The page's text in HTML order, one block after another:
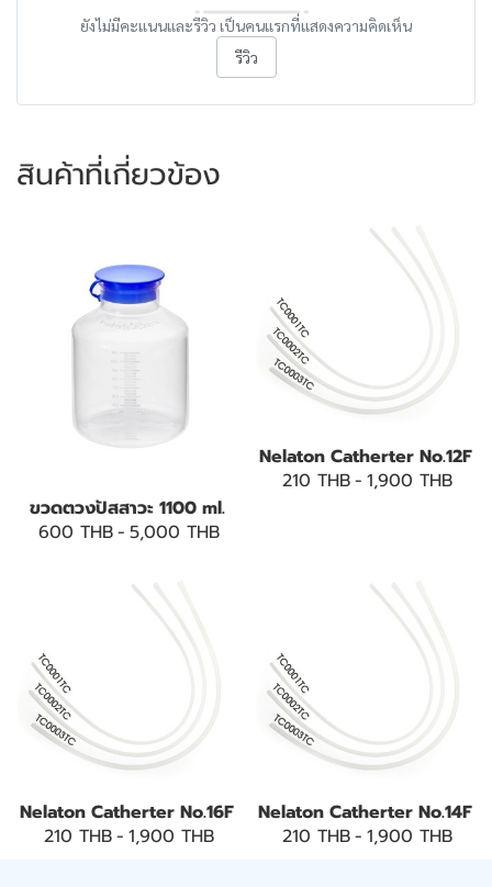
ยังไม่มีคะแนนและรีวิว เป็นคนแรกที่แสดงความคิดเห็น
รีวิว
สินค้าที่เกี่ยวข้อง
ขวดตวงปัสสาวะ 1100 ml.
600 THB- 5,000 THB
Nelaton Catherter No.12F
210 THB- 1,900 THB
Nelaton Catherter No.16F
210 THB- 1,900 THB
Nelaton Catherter No.14F
210 THB- 1,900 THB